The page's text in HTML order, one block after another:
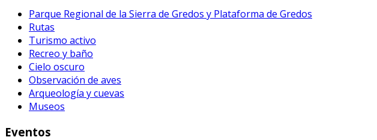
Parque Regional de la Sierra de Gredos y Plataforma de Gredos
Rutas
Turismo activo
Recreo y baño
Cielo oscuro
Observación de aves
Arqueología y cuevas
Museos
Eventos